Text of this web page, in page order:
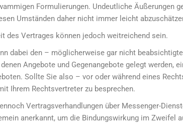
Formulierungen. Undeutliche Äußerungen
Umständen daher nicht immer leicht
des Vertrages können jedoch weitreichend sein.
dabei den – möglicherweise gar nicht
Angebote und Gegenangebote gelegt
Sollte Sie also – vor oder während eines
Ihrem Rechtsvertreter zu besprechen.
Vertragsverhandlungen über Messenger-
anerkannt, um die Bindungswirkung im